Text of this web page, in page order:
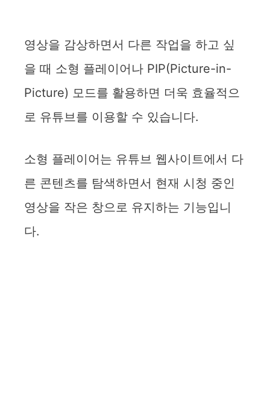
영상을 감상하면서 다른 작업을 하고 싶
을 때 소형 플레이어나 PIP(Picture-in-
Picture) 모드를 활용하면 더욱 효율적으
로 유튜브를 이용할 수 있습니다.
소형 플레이어는 유튜브 웹사이트에서 다
른 콘텐츠를 탐색하면서 현재 시청 중인
영상을 작은 창으로 유지하는 기능입니
다.